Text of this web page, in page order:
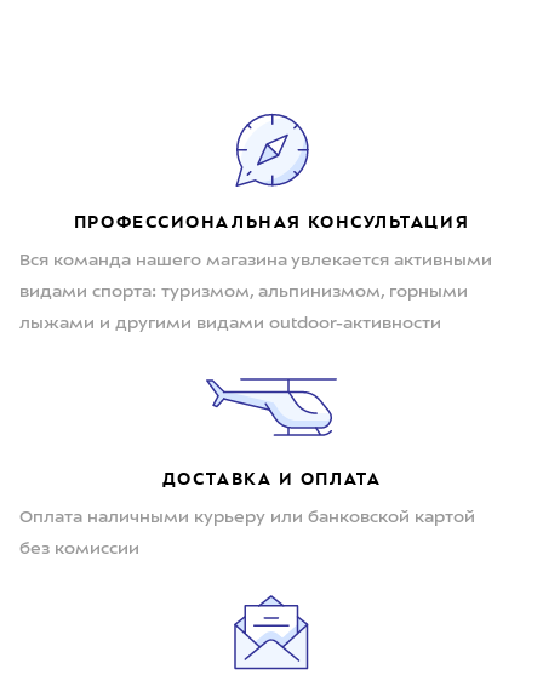
ПРОФЕССИОНАЛЬНАЯ КОНСУЛЬТАЦИЯ
Вся команда нашего магазина увлекается активными
видами спорта: туризмом, альпинизмом, горными
лыжами и другими видами outdoor-активности
ДОСТАВКА И ОПЛАТА
Оплата наличными курьеру или банковской картой
без комиссии